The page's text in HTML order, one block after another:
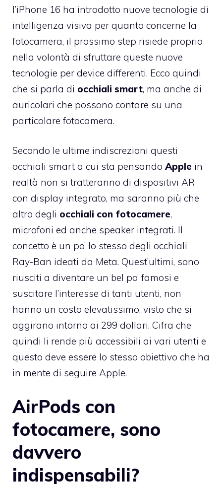
l’iPhone 16 ha introdotto nuove tecnologie di
intelligenza visiva per quanto concerne la
fotocamera, il prossimo step risiede proprio
nella volontà di sfruttare queste nuove
tecnologie per device differenti. Ecco quindi
che si parla di occhiali smart, ma anche di
auricolari che possono contare su una
particolare fotocamera.
Secondo le ultime indiscrezioni questi
occhiali smart a cui sta pensando Apple in
realtà non si tratteranno di dispositivi AR
con display integrato, ma saranno più che
altro degli occhiali con fotocamere,
microfoni ed anche speaker integrati. Il
concetto è un po’ lo stesso degli occhiali
Ray-Ban ideati da Meta. Quest’ultimi, sono
riusciti a diventare un bel po’ famosi e
suscitare l’interesse di tanti utenti, non
hanno un costo elevatissimo, visto che si
aggirano intorno ai 299 dollari. Cifra che
quindi li rende più accessibili ai vari utenti e
questo deve essere lo stesso obiettivo che ha
in mente di seguire Apple.
AirPods con
fotocamere, sono
davvero
indispensabili?